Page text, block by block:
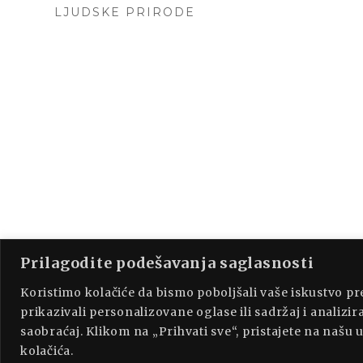
Prilagodite podešavanja saglasnosti
Koristimo kolačiće da bismo poboljšali vaše iskustvo
prikazivali personalizovane oglase ili sadržaj i
saobraćaj. Klikom na „Prihvati sve“, pristajete na našu
kolačića.
LJUDSKE PRIRODE
PROUDLY